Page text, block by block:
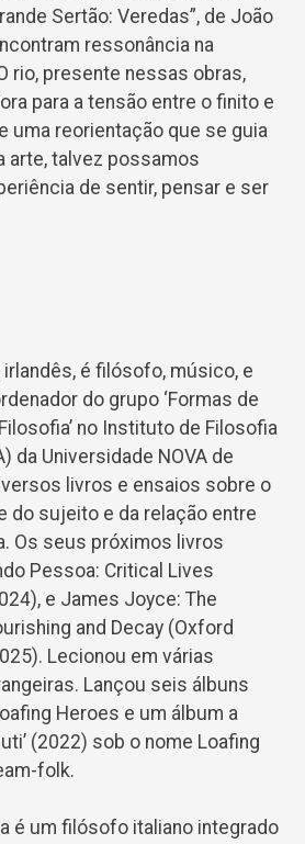
Sertão: Veredas”, de João
ressonância na
rio, presente nessas obras,
para a tensão entre o finito e
uma reorientação que se guia
arte, talvez possamos
de sentir, pensar e ser
irlandês, é filósofo, músico, e
do grupo ‘Formas de
no Instituto de Filosofia
da Universidade NOVA de
livros e ensaios sobre o
do sujeito e da relação entre
Os seus próximos livros
Pessoa: Critical Lives
e James Joyce: The
and Decay (Oxford
Lecionou em várias
Lançou seis álbuns
Heroes e um álbum a
(2022) sob o nome Loafing
folk.
é um filósofo italiano integrado